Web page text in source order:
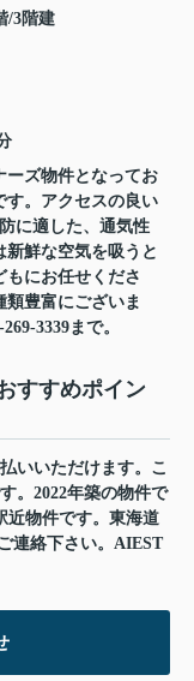
/3階建
ーズ物件となってお
す。アクセスの良い
に適した、通気性
鮮な空気を吸うと
もにお任せくださ
類豊富にございま
3339まで。
すすめポイン
いいただけます。こ
。2022年築の物件で
近物件です。東海道
連絡下さい。AIEST